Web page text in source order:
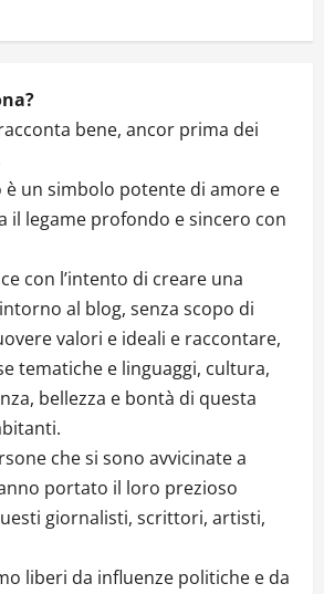
bene, ancor prima dei
è un simbolo potente di amore e
il legame profondo e sincero con
con l’intento di creare una
al blog, senza scopo di
valori e ideali e raccontare,
tematiche e linguaggi, cultura,
bellezza e bontà di questa
che si sono avvicinate a
portato il loro prezioso
giornalisti, scrittori, artisti,
liberi da influenze politiche e da